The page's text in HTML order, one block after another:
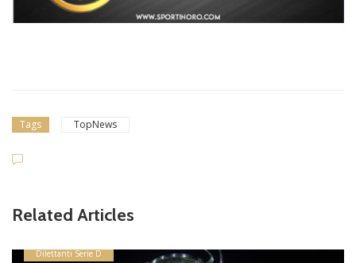
Tags TopNews
Related Articles
Dilettanti Serie D